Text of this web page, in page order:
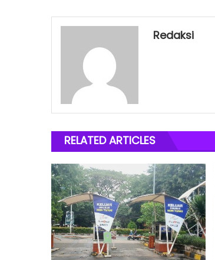
Redaksi
RELATED ARTICLES